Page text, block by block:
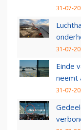
31-07-
31-07-
Einde
neemt
31-07-